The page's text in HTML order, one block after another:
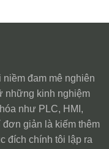
đam mê nghiên
những kinh nghiệm
như PLC, HMI,
đơn giản là kiếm thêm
đích chính tôi lập ra